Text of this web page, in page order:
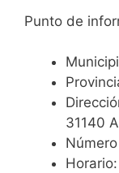
Punto de
31140